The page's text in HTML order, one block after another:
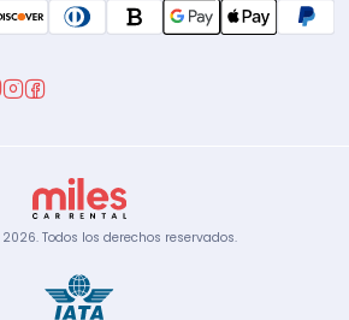
2026. Todos los derechos reservados.